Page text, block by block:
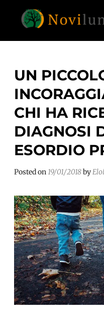
NOVILUNIO
Un aiuto con
UN
CHI HA
DIAGNOSI
ESORDIO
Posted on19/01/2018by